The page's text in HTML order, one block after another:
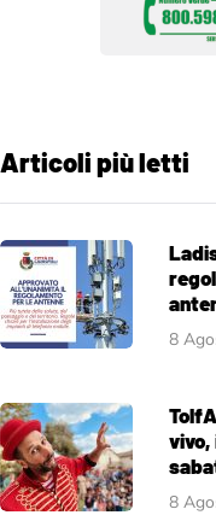
Articoli più letti
8
vivo,
8